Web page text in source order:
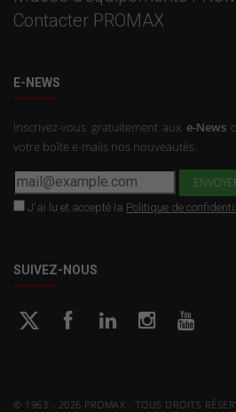
Contacter PROMAX
E-NEWS
Inscrivez-vous gratuitement aux e-News
votre boîte e-mails nos nouveautés.
J'ai lu et accepté la Politique de
SUIVEZ-NOUS
© 1963 - 2026 PROMAX - TOUS DROITS